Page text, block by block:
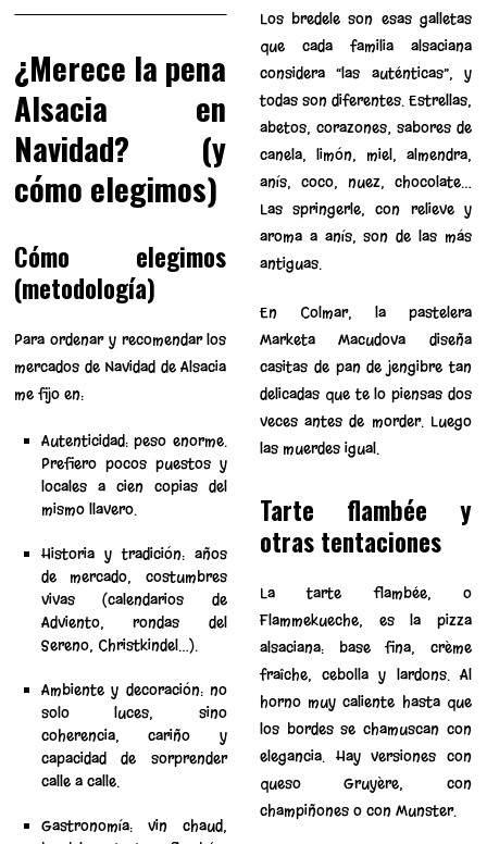
¿Merece la pena
Alsacia en
Navidad? (y
cómo elegimos)
Cómo elegimos
(metodología)
Para ordenar y recomendar los
mercados de Navidad de Alsacia
me fijo en:
Autenticidad: peso enorme.
Prefiero pocos puestos y
locales a cien copias del
mismo llavero.
Historia y tradición: años
de mercado, costumbres
vivas (calendarios de
Adviento, rondas del
Sereno, Christkindel…).
Ambiente y decoración: no
solo luces, sino
coherencia, cariño y
capacidad de sorprender
calle a calle.
Gastronomía: vin chaud,
Los bredele son esas galletas
que cada familia alsaciana
considera “las auténticas”, y
todas son diferentes. Estrellas,
abetos, corazones; sabores de
canela, limón, miel, almendra,
anís, coco, nuez, chocolate…
Las springerle, con relieve y
aroma a anís, son de las más
antiguas.
En Colmar, la pastelera
Marketa Macudova diseña
casitas de pan de jengibre tan
delicadas que te lo piensas dos
veces antes de morder. Luego
las muerdes igual.
Tarte flambée y
otras tentaciones
La tarte flambée, o
Flammekueche, es la pizza
alsaciana: base fina, crème
fraîche, cebolla y lardons. Al
horno muy caliente hasta que
los bordes se chamuscan con
elegancia. Hay versiones con
queso Gruyère, con
champiñones o con Munster.